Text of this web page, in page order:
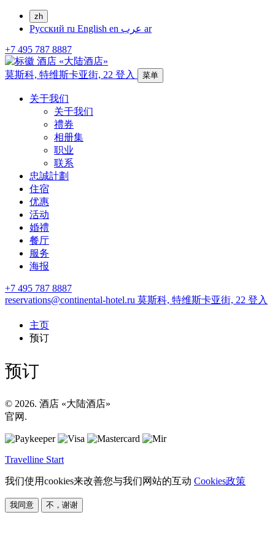
zh
Русский ru English en
ar
+7 495 787 8887
莫斯科, 特维斯卡亚街, 22 登入 菜单
关于我们
关于我们
禮券
相册集
职业
联系
忠誠計劃
住宿
优惠
活动
婚禮
餐厅
服务
海报
+7 495 787 8887
reservations@continental-hotel.ru 莫斯科, 特维斯卡亚街, 22 登入
主页
预订
预订
© 2026. 酒店 «大陆酒店»
官网.
Travelline Start
我们使用cookies来改善您与我们网站的互动 Cookies政策
我同意 不，谢谢